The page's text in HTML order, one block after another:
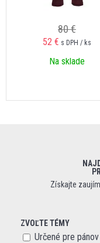
80 €
52 € s DPH / ks
Na sklade
Získajte
ZVOĽTE TÉMY
Určené pre pánov